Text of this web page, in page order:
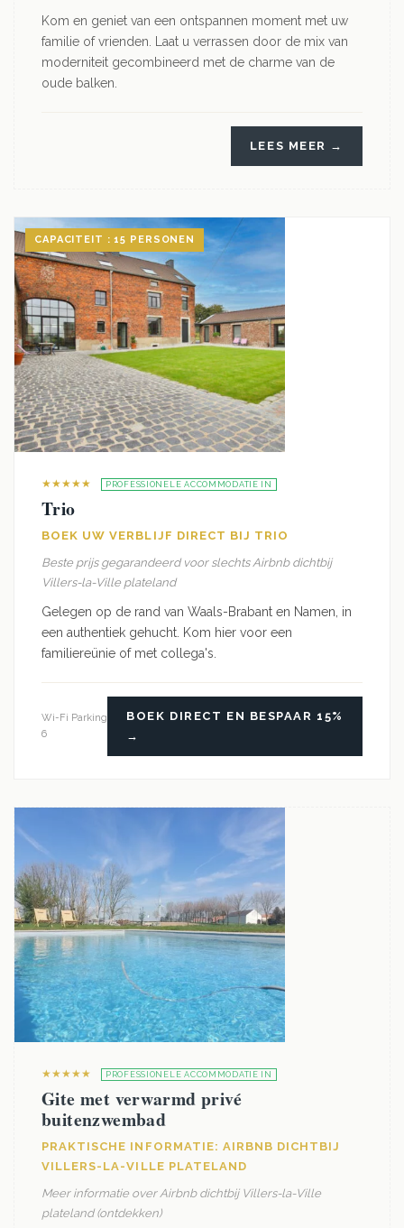
Kom en geniet van een ontspannen moment met uw
familie of vrienden. Laat u verrassen door de mix van
moderniteit gecombineerd met de charme van de
oude balken.
LEES MEER →
CAPACITEIT : 15 PERSONEN
★★★★★ PROFESSIONELE ACCOMMODATIE IN
Trio
BOEK UW VERBLIJF DIRECT BIJ TRIO
Beste prijs gegarandeerd voor slechts Airbnb dichtbij
Villers-la-Ville plateland
Gelegen op de rand van Waals-Brabant en Namen, in
een authentiek gehucht. Kom hier voor een
familiereünie of met collega's.
Wi-Fi
6
Parking
BOEK DIRECT EN BESPAAR 15%
→
★★★★★ PROFESSIONELE ACCOMMODATIE IN
Gite met verwarmd privé
buitenzwembad
PRAKTISCHE INFORMATIE: AIRBNB DICHTBIJ
VILLERS-LA-VILLE PLATELAND
Meer informatie over Airbnb dichtbij Villers-la-Ville
plateland (ontdekken)